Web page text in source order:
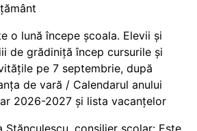
o lună începe școala. Elevii și
de grădiniță încep cursurile și
pe 7 septembrie, după
de vară / Calendarul anului
2026-2027 și lista vacanțelor